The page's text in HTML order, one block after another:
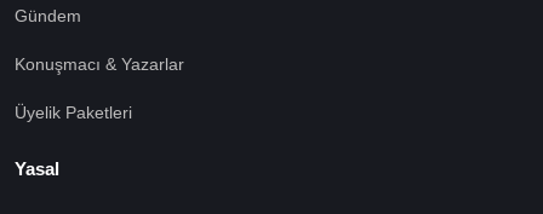
Gündem
Konuşmacı & Yazarlar
Üyelik Paketleri
Yasal